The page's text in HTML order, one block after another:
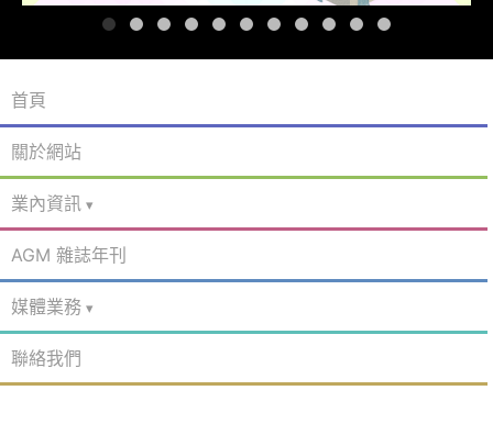
首頁
關於網站
業內資訊
AGM 雜誌年刊
媒體業務
聯絡我們